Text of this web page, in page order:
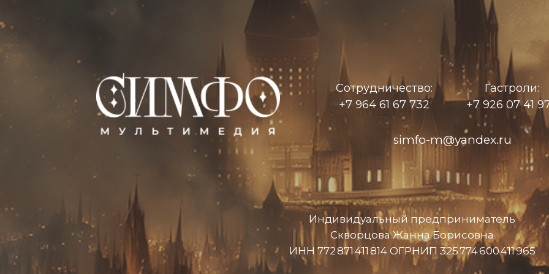
Индивидуальный предприниматель
Скворцова Жанна Борисовна
ИНН 772 871 411 814 ОГРНИП 325 774 600 411 965
simfo-m@yandex.ru
Гастроли:
+7 926 07 41
Сотрудничество:
+7 964 61 67 732